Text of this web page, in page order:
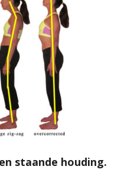
staande houding.